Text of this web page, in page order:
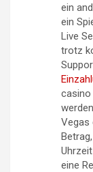
ein
ein
Live
trotz
casino
Vegas
Betrag,
eine